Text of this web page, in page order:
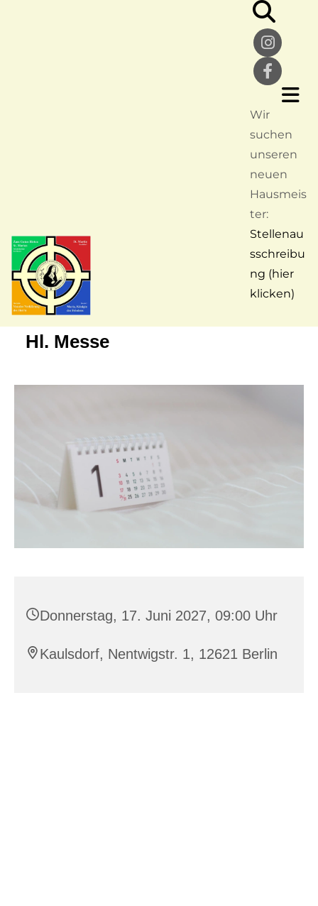
Wir
suchen
unseren
neuen
Hausmeis
ter:
Stellenau
sschreibu
ng (hier
klicken)
Hl. Messe
Donnerstag, 17. Juni 2027, 09:00 Uhr
Kaulsdorf, Nentwigstr. 1, 12621 Berlin